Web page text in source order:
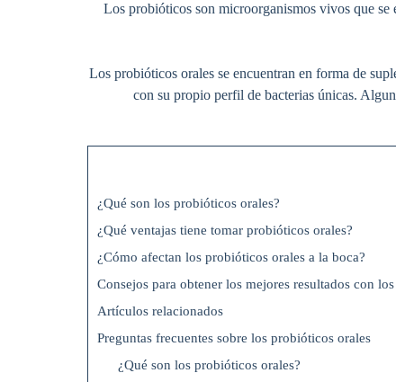
Los probióticos son microorganismos vivos que se
Los probióticos orales se encuentran en forma de
con su propio perfil de bacterias únicas.
¿Qué son los probióticos orales?
¿Qué ventajas tiene tomar probióticos orales?
¿Cómo afectan los probióticos orales a la boca?
Consejos para obtener los mejores resultados con
Artículos relacionados
Preguntas frecuentes sobre los probióticos orales
¿Qué son los probióticos orales?